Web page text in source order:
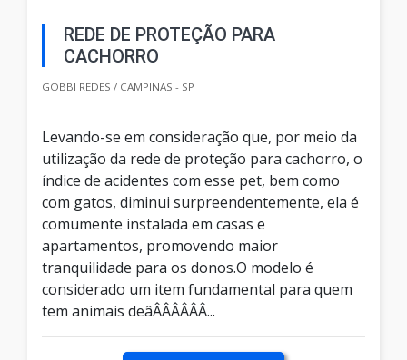
REDE DE PROTEÇÃO PARA
CACHORRO
GOBBI REDES / CAMPINAS - SP
Levando-se em consideração que, por meio da
utilização da rede de proteção para cachorro, o
índice de acidentes com esse pet, bem como
com gatos, diminui surpreendentemente, ela é
comumente instalada em casas e
apartamentos, promovendo maior
tranquilidade para os donos.O modelo é
considerado um item fundamental para quem
tem animais deâÂÂÂÂÂÂ...